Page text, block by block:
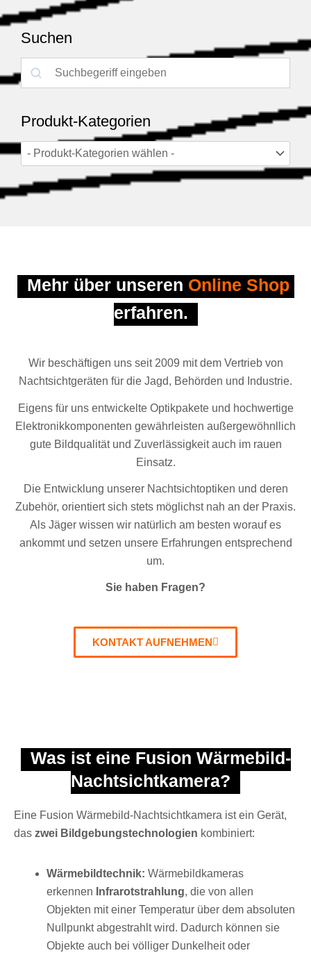
Suchen
Suchen
Produkt-Kategorien
Mehr über unseren Online Shop
erfahren.
Wir beschäftigen uns seit 2009 mit dem Vertrieb von
Nachtsichtgeräten für die Jagd, Behörden und Industrie.
Eigens für uns entwickelte Optikpakete und hochwertige
Elektronikkomponenten gewährleisten außergewöhnllich
gute Bildqualität und Zuverlässigkeit auch im rauen
Einsatz.
Die Entwicklung unserer Nachtsichtoptiken und deren
Zubehör, orientiert sich stets möglichst nah an der Praxis.
Als Jäger wissen wir natürlich am besten worauf es
ankommt und setzen unsere Erfahrungen entsprechend
um.
Sie haben Fragen?
KONTAKT AUFNEHMEN
Was ist eine Fusion Wärmebild-
Nachtsichtkamera?
Eine Fusion Wärmebild-Nachtsichtkamera ist ein Gerät,
das zwei Bildgebungstechnologien kombiniert:
Wärmebildtechnik: Wärmebildkameras
erkennen Infrarotstrahlung, die von allen
Objekten mit einer Temperatur über dem absoluten
Nullpunkt abgestrahlt wird. Dadurch können sie
Objekte auch bei völliger Dunkelheit oder